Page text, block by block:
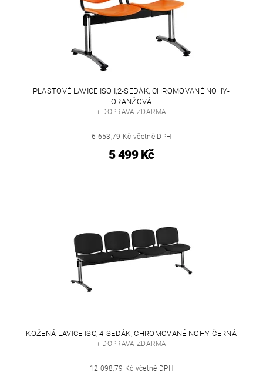
PLASTOVÉ LAVICE ISO I,2-SEDÁK, CHROMOVANÉ NOHY-
ORANŽOVÁ
+ DOPRAVA ZDARMA
6 653,79 Kč včetně DPH
5 499 Kč
KOŽENÁ LAVICE ISO, 4-SEDÁK, CHROMOVANÉ NOHY-ČERNÁ
+ DOPRAVA ZDARMA
12 098,79 Kč včetně DPH